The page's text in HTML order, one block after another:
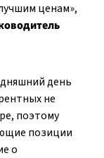
ценам»,
день
не
поэтому
позиции
о